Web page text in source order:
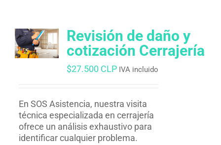
Revisión de daño y
cotización Cerrajería
$27.500 CLP IVA incluido
En SOS Asistencia, nuestra visita
técnica especializada en cerrajería
ofrece un análisis exhaustivo para
identificar cualquier problema.